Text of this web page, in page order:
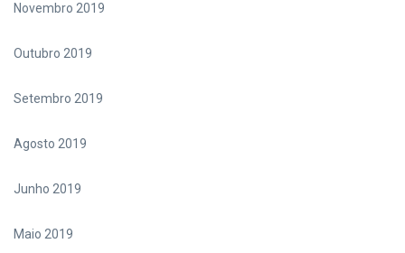
Novembro 2019
Outubro 2019
Setembro 2019
Agosto 2019
Junho 2019
Maio 2019